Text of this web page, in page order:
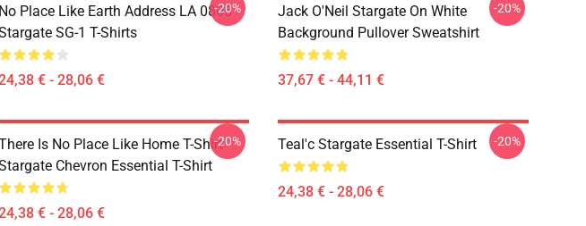
No Place Like Earth Address LA 0805
SG-1 T-Shirts
€ - 28,06 €
-20%
Jack O'Neil Stargate On White
Background Pullover Sweatshirt
37,67 € - 44,11 €
-20%
Is No Place Like Home T-Shirt
Chevron Essential T-Shirt
€ - 28,06 €
-20% Teal'c Stargate Essential T-Shirt
24,38 € - 28,06 €
-20%